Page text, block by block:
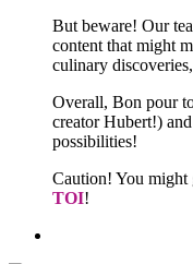
But beware! Our
content that might
culinary
Overall, Bon pour
creator Hubert!)
possibilities!
Caution! You
TOI!